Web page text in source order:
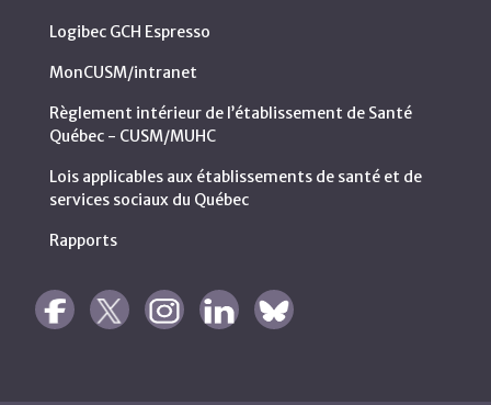
Logibec GCH Espresso
MonCUSM/intranet
Règlement intérieur de l’établissement de Santé
Québec - CUSM/MUHC
Lois applicables aux établissements de santé et de
services sociaux du Québec
Rapports